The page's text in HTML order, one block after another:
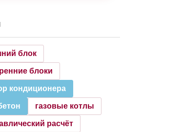
блок
блоки
кондиционера
газовые котлы
расчёт